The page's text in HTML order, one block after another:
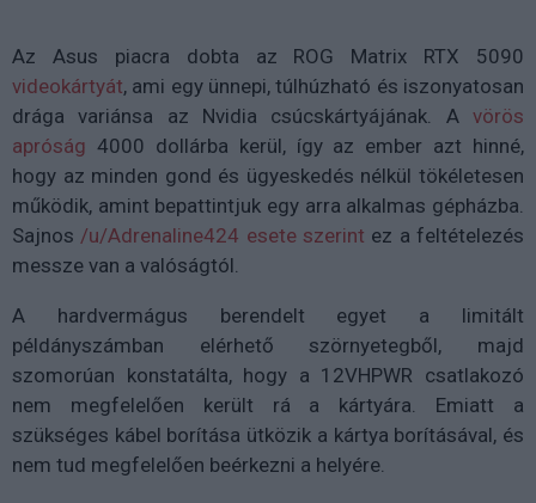
Az Asus piacra dobta az ROG Matrix RTX 5090
videokártyát, ami egy ünnepi, túlhúzható és iszonyatosan
drága variánsa az Nvidia csúcskártyájának. A vörös
apróság 4000 dollárba kerül, így az ember azt hinné,
hogy az minden gond és ügyeskedés nélkül tökéletesen
működik, amint bepattintjuk egy arra alkalmas gépházba.
Sajnos /u/Adrenaline424 esete szerint ez a feltételezés
messze van a valóságtól.
A hardvermágus berendelt egyet a limitált
példányszámban elérhető szörnyetegből, majd
szomorúan konstatálta, hogy a 12VHPWR csatlakozó
nem megfelelően került rá a kártyára. Emiatt a
szükséges kábel borítása ütközik a kártya borításával, és
nem tud megfelelően beérkezni a helyére.